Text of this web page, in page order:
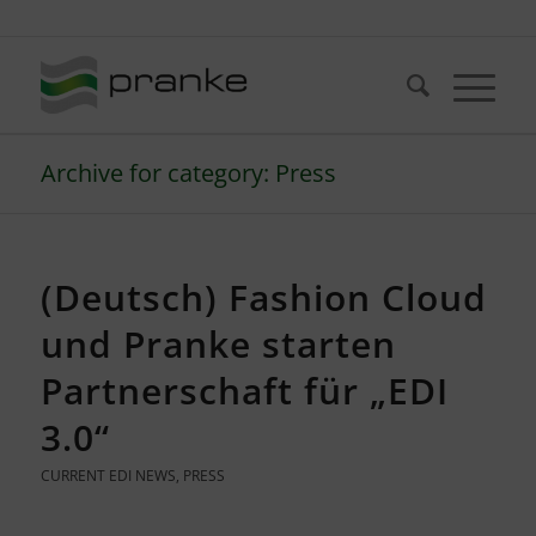
Archive for category: Press
(Deutsch) Fashion Cloud
und Pranke starten
Partnerschaft für „EDI
3.0“
CURRENT EDI NEWS, PRESS